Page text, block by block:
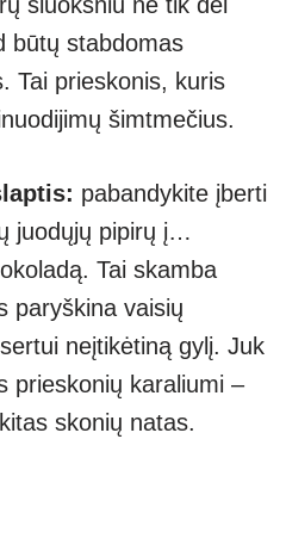
sluoksniu ne tik dėl
būtų stabdomas
Tai prieskonis, kuris
šimtmečius.
pabandykite įberti
juodųjų pipirų į…
Tai skamba
paryškina vaisių
neįtikėtiną gylį. Juk
prieskonių karaliumi –
skonių natas.